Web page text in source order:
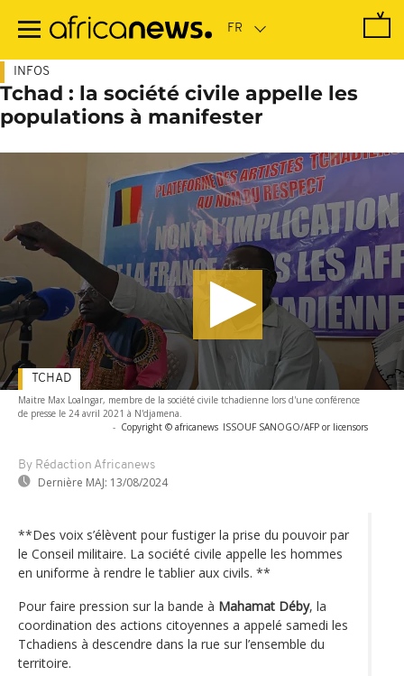
contenu
INFOS
Tchad : la société civile appelle les
populations à manifester
Maitre Max Loalngar, membre de la société civile tchadienne lors d'une conférence
de presse le 24 avril 2021 à N'djamena.
- Copyright © africanews ISSOUF SANOGO/AFP or licensors
By Rédaction Africanews
Dernière MAJ: 13/08/2024
TCHAD
**Des voix s’élèvent pour fustiger la prise du pouvoir par
le Conseil militaire. La société civile appelle les hommes
en uniforme à rendre le tablier aux civils. **
Pour faire pression sur la bande à Mahamat Déby, la
coordination des actions citoyennes a appelé samedi les
Tchadiens à descendre dans la rue sur l’ensemble du
territoire.